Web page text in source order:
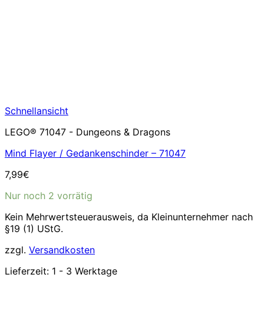
Schnellansicht
LEGO® 71047 - Dungeons & Dragons
Mind Flayer / Gedankenschinder – 71047
7,99€
Nur noch 2 vorrätig
Kein Mehrwertsteuerausweis, da Kleinunternehmer nach
§19 (1) UStG.
zzgl. Versandkosten
Lieferzeit: 1 - 3 Werktage